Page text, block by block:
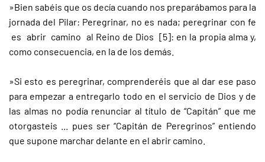
»Bien sabéis que os decía cuando nos preparábamos para la
jornada del Pilar: Peregrinar, no es nada; peregrinar con fe
es abrir camino al Reino de Dios [5]: en la propia alma y,
como consecuencia, en la de los demás.
»Si esto es peregrinar, comprenderéis que al dar ese paso
para empezar a entregarlo todo en el servicio de Dios y de
las almas no podía renunciar al título de “Capitán” que me
otorgasteis ... pues ser “Capitán de Peregrinos” entiendo
que supone marchar delante en el abrir camino.